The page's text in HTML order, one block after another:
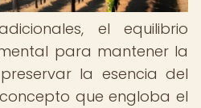
el equilibrio
para mantener la
la esencia del
que engloba el